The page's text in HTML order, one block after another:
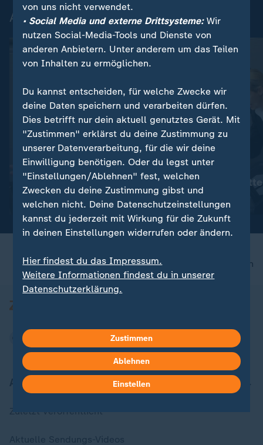
Auszüge aus der Generaldebatte
Alice Weidel:
"Unwürdiges Schauspiel"
Video
"Treten Sie
Video
nach oben
Aktuell bei ZDFheute
Zuletzt veröffentlicht
von uns nicht verwendet.
• Social Media und externe Drittsysteme:Wir
nutzen Social-Media-Tools und Dienste von
anderen Anbietern. Unter anderem um das Teilen
von Inhalten zu ermöglichen.
Du kannst entscheiden, für welche Zwecke wir
deine Daten speichern und verarbeiten dürfen.
Dies betrifft nur dein aktuell genutztes Gerät. Mit
"Zustimmen" erklärst du deine Zustimmung zu
unserer Datenverarbeitung, für die wir deine
Einwilligung benötigen. Oder du legst unter
"Einstellungen/Ablehnen" fest, welchen
Zwecken du deine Zustimmung gibst und
welchen nicht. Deine Datenschutzeinstellungen
kannst du jederzeit mit Wirkung für die Zukunft
in deinen Einstellungen widerrufen oder ändern.
Hier findest du das Impressum.
Weitere Informationen findest du in unserer
Datenschutzerklärung.
Zustimmen
Ablehnen
Einstellen